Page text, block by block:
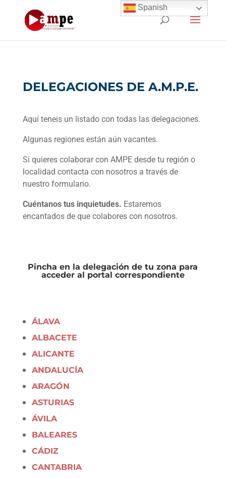
DELEGACIONES DE A.M.P.E.
Aquí teneis un listado con todas las delegaciones.
Algunas regiones están aún vacantes.
Si quieres colaborar con AMPE desde tu región o
localidad contacta con nosotros a través de
nuestro formulario.
Cuéntanos tus inquietudes. Estaremos
encantados de que colabores con nosotros.
Pincha en la delegación de tu zona para
acceder al portal correspondiente
ÁLAVA
ALBACETE
ALICANTE
ANDALUCÍA
ARAGÓN
ASTURIAS
ÁVILA
BALEARES
CÁDIZ
CANTABRIA
Spanish